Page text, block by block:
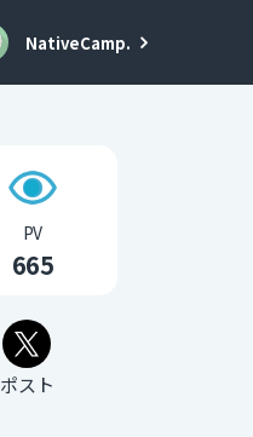
NativeCamp.
PV
665
ポスト